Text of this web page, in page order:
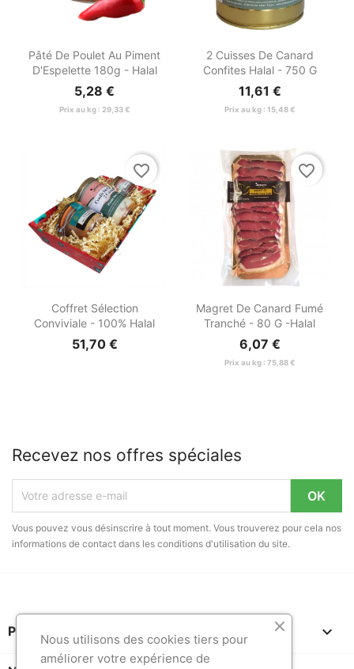
Aperçu rapide
Pâté De Poulet Au Piment
D'Espelette 180g - Halal
5,28 €
Prix au kg : 29,33 €
Aperçu rapide
2 Cuisses De Canard
Confites Halal - 750 G
11,61 €
Prix au kg : 15,48 €
Aperçu rapide
Coffret Sélection
Conviviale - 100% Halal
51,70 €
favorite_border
Aperçu rapide
Magret De Canard Fumé
Tranché - 80 G -halal
6,07 €
Prix au kg : 75,88 €
favorite_border
Recevez nos offres spéciales
Vous pouvez vous désinscrire à tout moment. Vous trouverez pour cela nos
informations de contact dans les conditions d'utilisation du site.
PRODUITS 
Nous utilisons des cookies tiers pour
améliorer votre expérience de